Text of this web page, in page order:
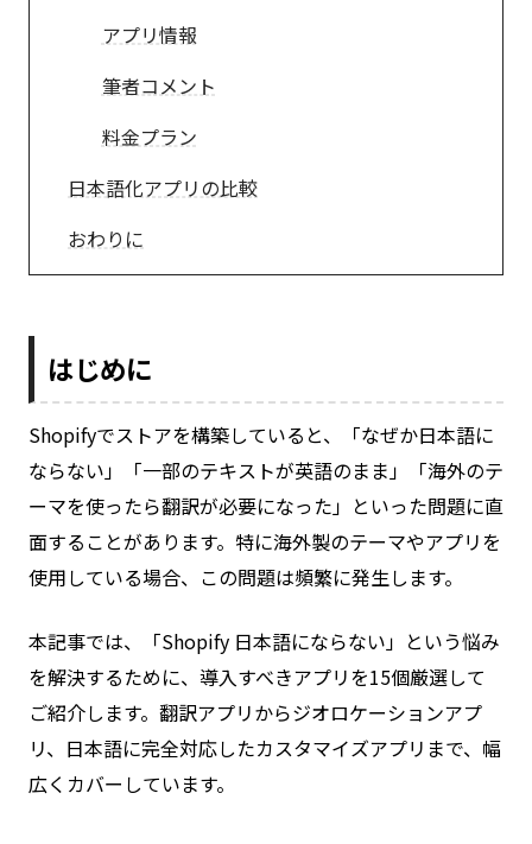
アプリ情報
筆者コメント
料金プラン
日本語化アプリの比較
おわりに
はじめに
Shopifyでストアを構築していると、「なぜか日本語に
ならない」「一部のテキストが英語のまま」「海外のテ
ーマを使ったら翻訳が必要になった」といった問題に直
面することがあります。特に海外製のテーマやアプリを
使用している場合、この問題は頻繁に発生します。
本記事では、「Shopify 日本語にならない」という悩み
を解決するために、導入すべきアプリを15個厳選して
ご紹介します。翻訳アプリからジオロケーションアプ
リ、日本語に完全対応したカスタマイズアプリまで、幅
広くカバーしています。